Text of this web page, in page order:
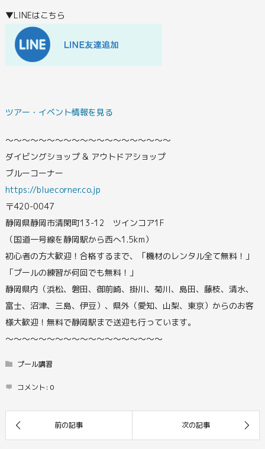
▼LINEはこちら
ツアー・イベント情報を見る
〜〜〜〜〜〜〜〜〜〜〜〜〜〜〜〜〜〜〜〜
ダイビングショップ & アウトドアショップ
ブルーコーナー
https://bluecorner.co.jp
〒420-0047
静岡県静岡市清閑町13-12 ツインコア1F
（国道一号線を静岡駅から西へ1.5km）
初心者の方大歓迎！合格するまで、「機材のレンタル全て無料！」
「プールの練習が何回でも無料！」
静岡県内（浜松、磐田、御前崎、掛川、菊川、島田、藤枝、清水、
富士、沼津、三島、伊豆）、県外（愛知、山梨、東京）からのお客
様大歓迎！無料で静岡駅まで送迎も行っています。
〜〜〜〜〜〜〜〜〜〜〜〜〜〜～～～～～
プール講習
コメント: 0